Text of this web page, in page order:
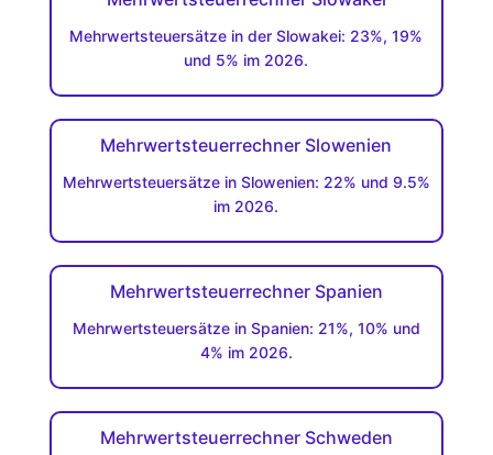
Mehrwertsteuersätze in der Slowakei: 23%, 19%
und 5% im 2026.
Mehrwertsteuerrechner Slowenien
Mehrwertsteuersätze in Slowenien: 22% und 9.5%
im 2026.
Mehrwertsteuerrechner Spanien
Mehrwertsteuersätze in Spanien: 21%, 10% und
4% im 2026.
Mehrwertsteuerrechner Schweden